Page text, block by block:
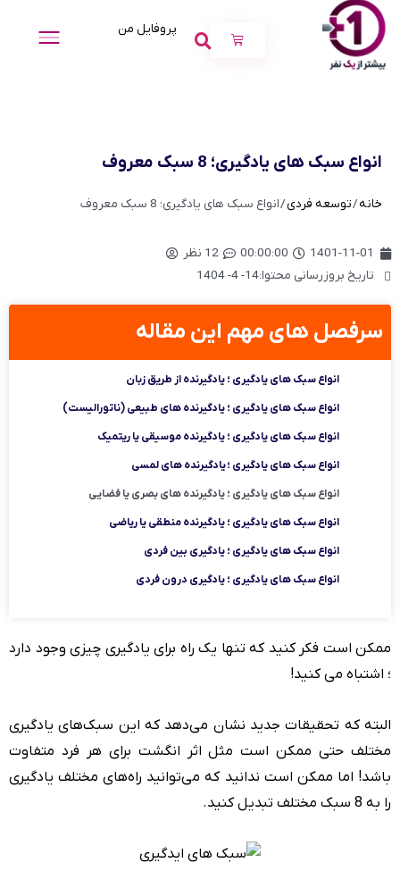
پروفایل من
انواع سبک های یادگیری؛ 8 سبک معروف
خانه/توسعه فردی/ انواع سبک های یادگیری؛ 8 سبک معروف
1401-11-01
00:00:00
12 نظر
تاریخ بروزرسانی محتوا:14- 4- 1404
سرفصل های مهم این مقاله
انواع سبک های یادگیری ؛ یادگیرنده از طریق زبان
انواع سبک های یادگیری ؛ یادگیرنده های طبیعی (ناتورالیست)
انواع سبک های یادگیری ؛ یادگیرنده موسیقی یا ریتمیک
انواع سبک های یادگیری ؛ یادگیرنده های لمسی
انواع سبک های یادگیری ؛ یادگیرنده های بصری یا فضایی
انواع سبک های یادگیری ؛ یادگیرنده منطقی یا ریاضی
انواع سبک های یادگیری ؛ یادگیری بین فردی
انواع سبک های یادگیری ؛ یادگیری درون فردی
ممکن است فکر کنید که تنها یک راه برای یادگیری چیزی وجود دارد
؛ اشتباه می کنید!
البته که تحقیقات جدید نشان می‌دهد که این سبک‌های یادگیری
مختلف حتی ممکن است مثل اثر انگشت برای هر فرد متفاوت
باشد! اما ممکن است ندانید که می‌توانید راه‌های مختلف یادگیری
را به 8 سبک مختلف تبدیل کنید.